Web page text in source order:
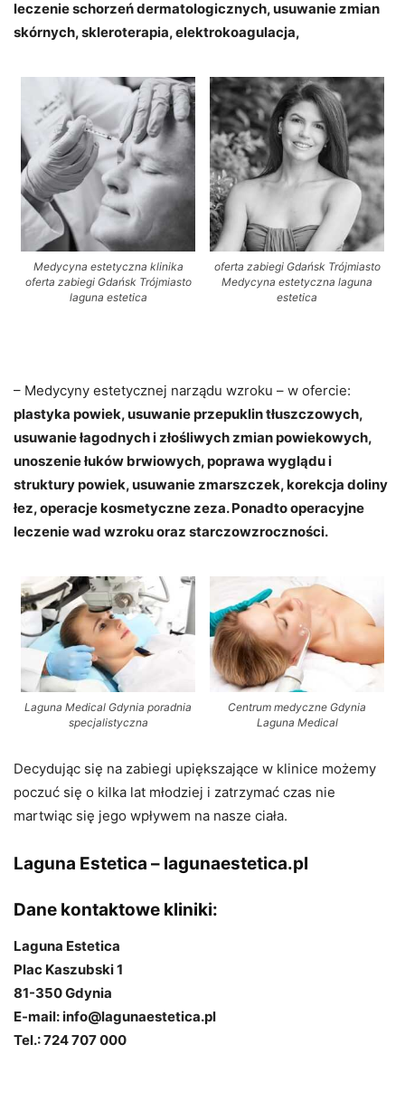
leczenie schorzeń dermatologicznych, usuwanie zmian
skórnych, skleroterapia, elektrokoagulacja,
Medycyna estetyczna klinika
oferta zabiegi Gdańsk Trójmiasto
laguna estetica
oferta zabiegi Gdańsk Trójmiasto
Medycyna estetyczna laguna
estetica
– Medycyny estetycznej narządu wzroku – w ofercie:
plastyka powiek, usuwanie przepuklin tłuszczowych,
usuwanie łagodnych i złośliwych zmian powiekowych,
unoszenie łuków brwiowych, poprawa wyglądu i
struktury powiek, usuwanie zmarszczek, korekcja doliny
łez, operacje kosmetyczne zeza. Ponadto operacyjne
leczenie wad wzroku oraz starczowzroczności.
Laguna Medical Gdynia poradnia
specjalistyczna
Centrum medyczne Gdynia
Laguna Medical
Decydując się na zabiegi upiększające w klinice możemy
poczuć się o kilka lat młodziej i zatrzymać czas nie
martwiąc się jego wpływem na nasze ciała.
Laguna Estetica – lagunaestetica.pl
Dane kontaktowe kliniki:
Laguna Estetica
Plac Kaszubski 1
81-350 Gdynia
E-mail: info@lagunaestetica.pl
Tel.: 724 707 000